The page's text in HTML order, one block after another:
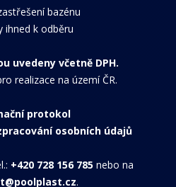
bazénu
ihned k odběru
uvedeny včetně DPH.
realizace na území ČR.
protokol
osobních údajů
+420 728 156 785nebo na
.